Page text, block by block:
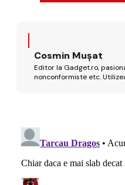
Cosmin Mușat
Editor la Gadget.ro,
nonconformiste etc.